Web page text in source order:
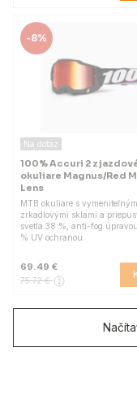
-8%
Na dotaz
100% Accuri 2
okuliare Magnus/Red
Lens
MTB okuliare s
zrkadlovými sklami a
svetla 38 %, anti-fog
% UV ochranou.
69.49 €
75.72 €